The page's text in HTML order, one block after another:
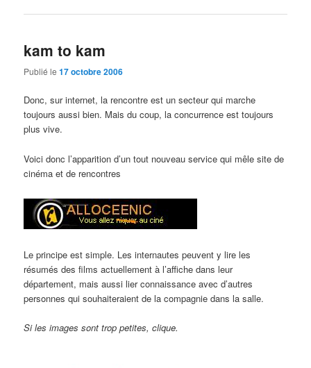
kam to kam
Publié le17 octobre 2006
Donc, sur internet, la rencontre est un secteur qui marche
toujours aussi bien. Mais du coup, la concurrence est toujours
plus vive.
Voici donc l’apparition d’un tout nouveau service qui mêle site de
cinéma et de rencontres
Le principe est simple. Les internautes peuvent y lire les
résumés des films actuellement à l’affiche dans leur
département, mais aussi lier connaissance avec d’autres
personnes qui souhaiteraient de la compagnie dans la salle.
Si les images sont trop petites, clique.